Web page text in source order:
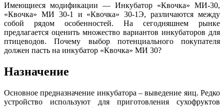
Имеющиеся модификации — Инкубатор «Квочка» МИ-30,
«Квочка» МИ 30-1 и «Квочка» 30-1Э, различаются между
собой рядом особенностей. На сегодняшнем рынке
предлагается оценить множество вариантов инкубаторов для
птицеводов. Почему выбор потенциального покупателя
должен пасть на инкубатор «Квочка» МИ 30?
Назначение
Основное предназначение инкубатора – выведение яиц. Редко
устройство используют для приготовления сухофруктов